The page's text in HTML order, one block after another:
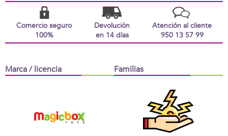
Comercio seguro
100%
Devolución
en 14 días
Atención al cliente
950 13 57 99
Marca / licencia Familias